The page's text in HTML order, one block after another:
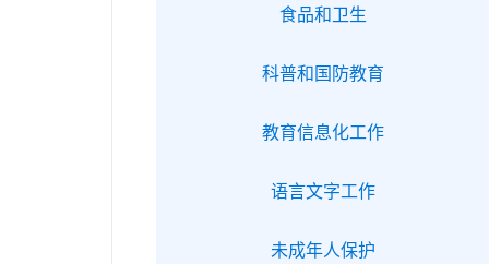
食品和卫生
科普和国防教育
教育信息化工作
语言文字工作
未成年人保护